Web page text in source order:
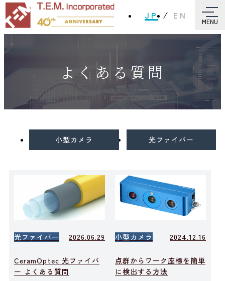
JP EN
MENU
よくある質問
小型カメラ 光ファイバー
光ファイバー 2026.06.29
CeramOptec 光ファイバ
ー よくある質問
小型カメラ 2024.12.16
点群からワーク座標を簡単
に検出する方法